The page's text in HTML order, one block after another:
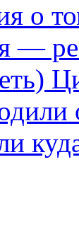
о
—